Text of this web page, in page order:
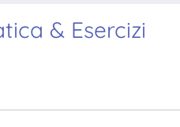
& Esercizi